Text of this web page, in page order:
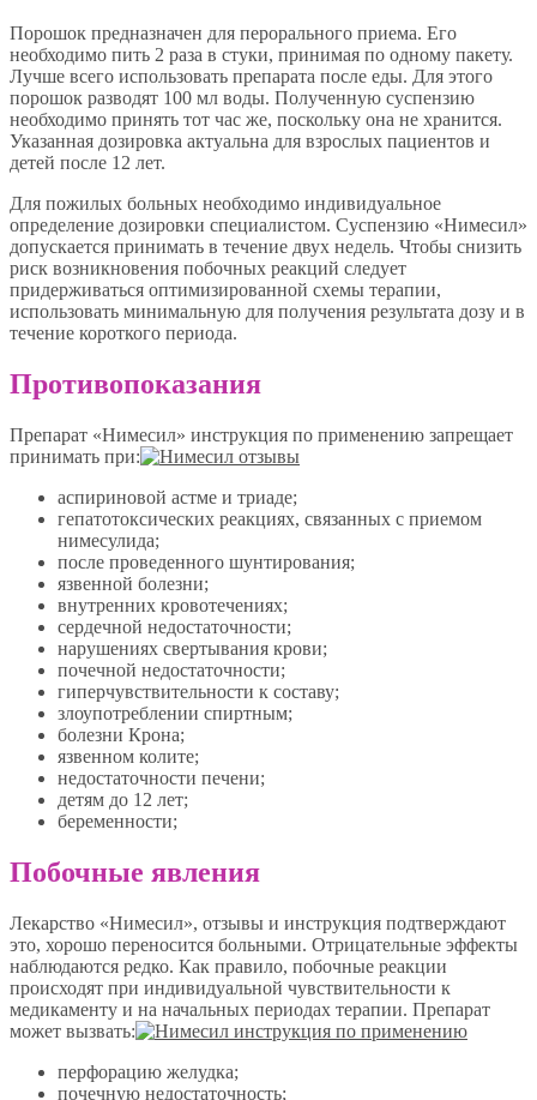
Порошок предназначен для перорального приема. Его
необходимо пить 2 раза в стуки, принимая по одному пакету.
Лучше всего использовать препарата после еды. Для этого
порошок разводят 100 мл воды. Полученную суспензию
необходимо принять тот час же, поскольку она не хранится.
Указанная дозировка актуальна для взрослых пациентов и
детей после 12 лет.
Для пожилых больных необходимо индивидуальное
определение дозировки специалистом. Суспензию «Нимесил»
допускается принимать в течение двух недель. Чтобы снизить
риск возникновения побочных реакций следует
придерживаться оптимизированной схемы терапии,
использовать минимальную для получения результата дозу и в
течение короткого периода.
Противопоказания
Препарат «Нимесил» инструкция по применению запрещает
принимать при:
аспириновой астме и триаде;
гепатотоксических реакциях, связанных с приемом
нимесулида;
после проведенного шунтирования;
язвенной болезни;
внутренних кровотечениях;
сердечной недостаточности;
нарушениях свертывания крови;
почечной недостаточности;
гиперчувствительности к составу;
злоупотреблении спиртным;
болезни Крона;
язвенном колите;
недостаточности печени;
детям до 12 лет;
беременности;
Побочные явления
Лекарство «Нимесил», отзывы и инструкция подтверждают
это, хорошо переносится больными. Отрицательные эффекты
наблюдаются редко. Как правило, побочные реакции
происходят при индивидуальной чувствительности к
медикаменту и на начальных периодах терапии. Препарат
может вызвать:
перфорацию желудка;
почечную недостаточность;